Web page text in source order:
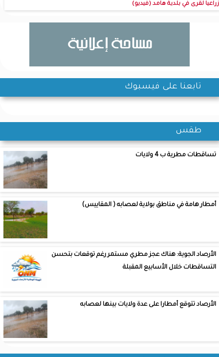
زراعيا لقرى في بلدية هامد (فيديو)
تابعنا على فيسبوك
طقس
تساقطات مطرية ب 4 ولايات
أمطار هامة في مناطق بولاية لعصابه ( المقاييس)
الأرصاد الجوية: هناك عجز مطري مستمر رغم توقعات بتحسن
التساقطات خلال الأسابيع المقبلة
الأرصاد تتوقع أمطارا على عدة ولايات بينها لعصابه